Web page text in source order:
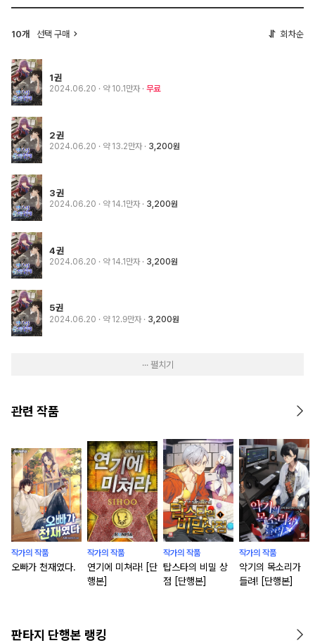
10개 선택 구매 회차순
1권
2024.06.20 · 약 10.1만자 무료
2권
2024.06.20 · 약 13.2만자 3,200원
3권
2024.06.20 · 약 14.1만자 3,200원
4권
2024.06.20 · 약 14.1만자 3,200원
5권
2024.06.20 · 약 12.9만자 3,200원
··· 펼치기
관련 작품
작가의 작품
오빠가 천재였다.
작가의 작품
연기에 미쳐라! [단
행본]
작가의 작품
탑스타의 비밀 상
점 [단행본]
작가의 작품
악기의 목소리가
들려! [단행본]
판타지 단행본 랭킹